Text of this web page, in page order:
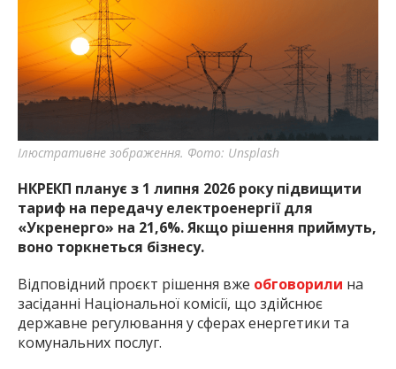
Ілюстративне зображення. Фото: Unsplash
НКРЕКП планує з 1 липня 2026 року підвищити
тариф на передачу електроенергії для
«Укренерго» на 21,6%. Якщо рішення приймуть,
воно торкнеться бізнесу.
Відповідний проєкт рішення вже обговорили на
засіданні Національної комісії, що здійснює
державне регулювання у сферах енергетики та
комунальних послуг.